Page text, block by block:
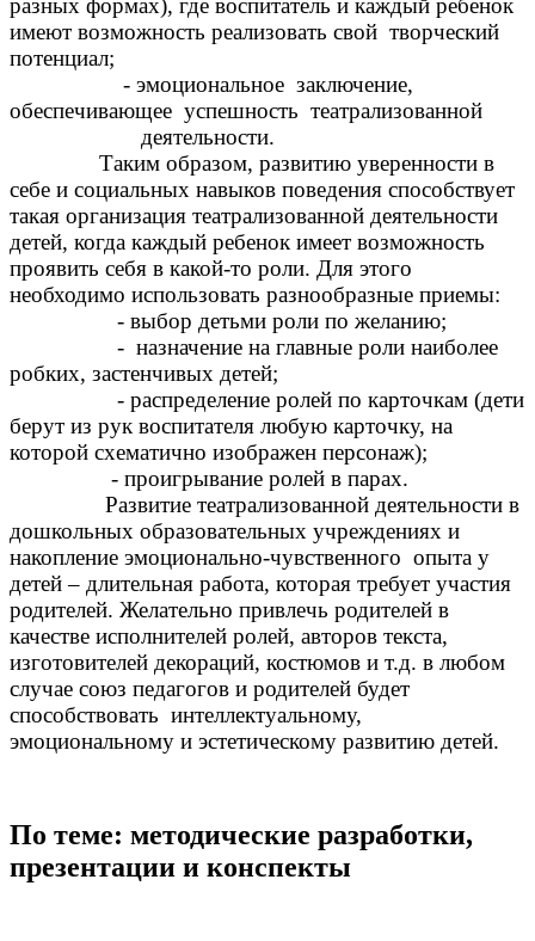
разных формах), где воспитатель и каждый ребенок
имеют возможность реализовать свой творческий
потенциал;
- эмоциональное заключение,
обеспечивающее успешность театрализованной
деятельности.
Таким образом, развитию уверенности в
себе и социальных навыков поведения способствует
такая организация театрализованной деятельности
детей, когда каждый ребенок имеет возможность
проявить себя в какой-то роли. Для этого
необходимо использовать разнообразные приемы:
- выбор детьми роли по желанию;
- назначение на главные роли наиболее
робких, застенчивых детей;
- распределение ролей по карточкам (дети
берут из рук воспитателя любую карточку, на
которой схематично изображен персонаж);
- проигрывание ролей в парах.
Развитие театрализованной деятельности в
дошкольных образовательных учреждениях и
накопление эмоционально-чувственного опыта у
детей – длительная работа, которая требует участия
родителей. Желательно привлечь родителей в
качестве исполнителей ролей, авторов текста,
изготовителей декораций, костюмов и т.д. в любом
случае союз педагогов и родителей будет
способствовать интеллектуальному,
эмоциональному и эстетическому развитию детей.
По теме: методические разработки,
презентации и конспекты